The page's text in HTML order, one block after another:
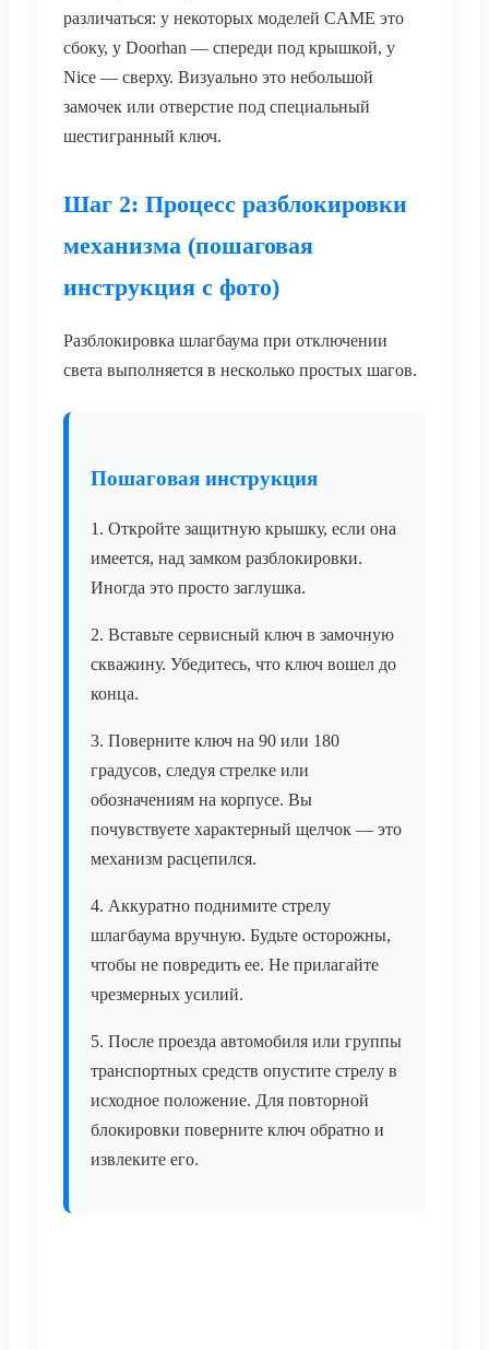
различаться: у некоторых моделей CAME это
сбоку, у Doorhan — спереди под крышкой, у
Nice — сверху. Визуально это небольшой
замочек или отверстие под специальный
шестигранный ключ.
Шаг 2: Процесс разблокировки
механизма (пошаговая
инструкция с фото)
Разблокировка шлагбаума при отключении
света выполняется в несколько простых шагов.
Пошаговая инструкция
1. Откройте защитную крышку, если она
имеется, над замком разблокировки.
Иногда это просто заглушка.
2. Вставьте сервисный ключ в замочную
скважину. Убедитесь, что ключ вошел до
конца.
3. Поверните ключ на 90 или 180
градусов, следуя стрелке или
обозначениям на корпусе. Вы
почувствуете характерный щелчок — это
механизм расцепился.
4. Аккуратно поднимите стрелу
шлагбаума вручную. Будьте осторожны,
чтобы не повредить ее. Не прилагайте
чрезмерных усилий.
5. После проезда автомобиля или группы
транспортных средств опустите стрелу в
исходное положение. Для повторной
блокировки поверните ключ обратно и
извлеките его.